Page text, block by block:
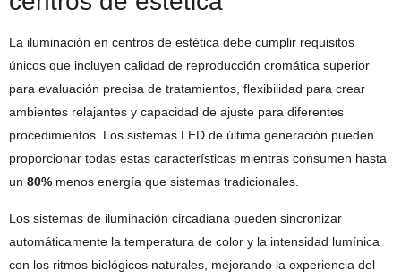
La iluminación en centros de estética debe cumplir requisitos
únicos que incluyen calidad de reproducción cromática superior
para evaluación precisa de tratamientos, flexibilidad para crear
ambientes relajantes y capacidad de ajuste para diferentes
procedimientos. Los sistemas LED de última generación pueden
proporcionar todas estas características mientras consumen hasta
un 80% menos energía que sistemas tradicionales.
Los sistemas de iluminación circadiana pueden sincronizar
automáticamente la temperatura de color y la intensidad lumínica
con los ritmos biológicos naturales, mejorando la experiencia del